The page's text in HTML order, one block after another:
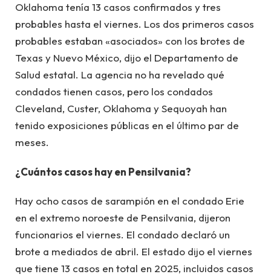
Oklahoma tenía 13 casos confirmados y tres
probables hasta el viernes. Los dos primeros casos
probables estaban «asociados» con los brotes de
Texas y Nuevo México, dijo el Departamento de
Salud estatal. La agencia no ha revelado qué
condados tienen casos, pero los condados
Cleveland, Custer, Oklahoma y Sequoyah han
tenido exposiciones públicas en el último par de
meses.
¿Cuántos casos hay en Pensilvania?
Hay ocho casos de sarampión en el condado Erie
en el extremo noroeste de Pensilvania, dijeron
funcionarios el viernes. El condado declaró un
brote a mediados de abril. El estado dijo el viernes
que tiene 13 casos en total en 2025, incluidos casos